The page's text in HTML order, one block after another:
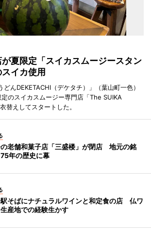
夏限定「スイカスムージースタン
イカ使用
んDEKETACHI（デケタチ）」（葉山町一色）
のスイカスムージー専門店「The SUIKA
替えしてスタートした。
老舗和菓子店「三盛楼」が閉店 地元の銘
年の歴史に幕
そばにナチュラルワインと和定食の店 仏ワ
産地での経験生かす